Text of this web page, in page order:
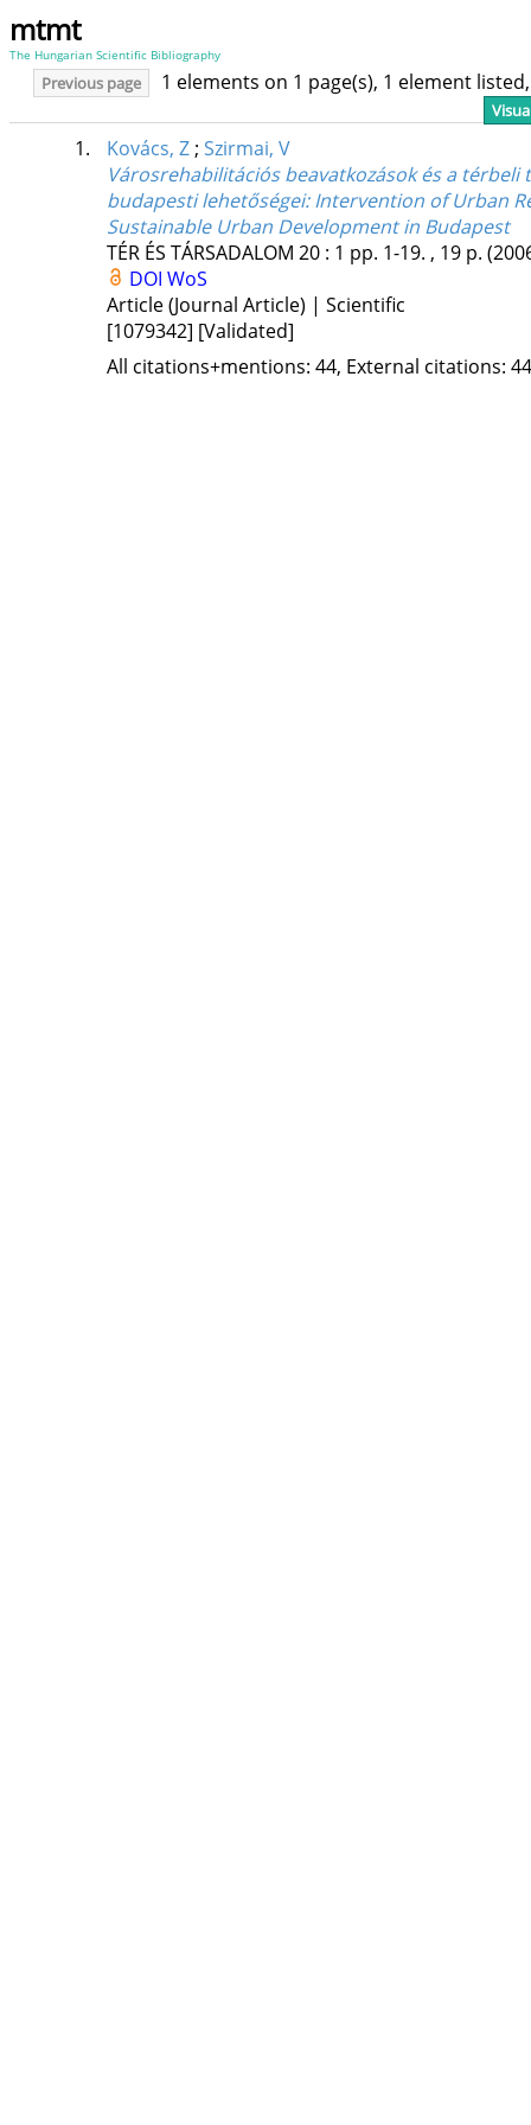
mtmt
The Hungarian Scientific Bibliography
Previous page 1 elements on 1 page(s), 1 element
1. Kovács, Z; Szirmai, V
Városrehabilitációs beavatkozások és a
budapesti lehetőségei: Intervention of Urban
Sustainable Urban Development in Budapest
TÉR ÉS TÁRSADALOM 20: 1 pp. 1-19. , 19 p.
DOI WoS
Article (Journal Article) | Scientific
[1079342] [Validated]
All citations+mentions: 44, External citations: